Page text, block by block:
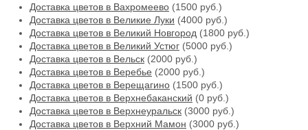
Доставка цветов в Вахромеево (1500 руб.)
Доставка цветов в Великие Луки (4000 руб.)
Доставка цветов в Великий Новгород (1800 руб.)
Доставка цветов в Великий Устюг (5000 руб.)
Доставка цветов в Вельск (2000 руб.)
Доставка цветов в Веребье (2000 руб.)
Доставка цветов в Верещагино (1500 руб.)
Доставка цветов в Верхнебаканский (0 руб.)
Доставка цветов в Верхнеуральск (3000 руб.)
Доставка цветов в Верхний Мамон (3000 руб.)